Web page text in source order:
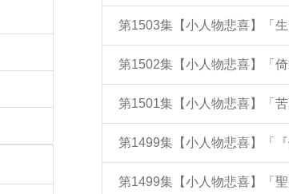
第1503集【小人物悲喜】「
第1502集【小人物悲喜】「
第1501集【小人物悲喜】「
第1499集【小人物悲喜】「
第1499集【小人物悲喜】「